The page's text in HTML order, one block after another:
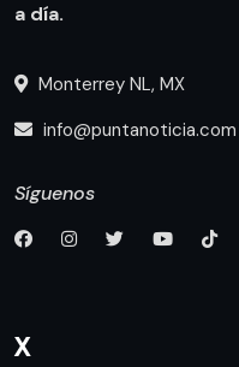
a día.
Monterrey NL, MX
info@puntanoticia.com
Síguenos
X